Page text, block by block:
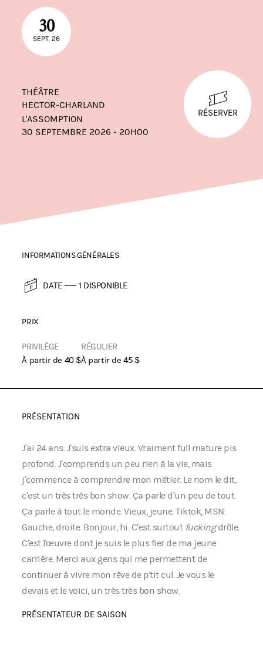
30
SEPT. 26
THÉÂTRE
HECTOR-CHARLAND
30 SEPTEMBRE 2026 - 20H00
L'ASSOMPTION
RÉSERVER
INFORMATIONS GÉNÉRALES
DATE 1 DISPONIBLE
PRIX
PRIVILÈGE
À partir de 40 $
RÉGULIER
À partir de 45 $
PRÉSENTATION
J’ai 24 ans. J’suis extra vieux. Vraiment full mature pis
profond. J’comprends un peu rien à la vie, mais
j’commence à comprendre mon métier. Le nom le dit,
c’est un très très bon show. Ça parle d’un peu de tout.
Ça parle à tout le monde. Vieux, jeune. Tiktok, MSN.
Gauche, droite. Bonjour, hi. C’est surtout fuckingdrôle.
C’est l'œuvre dont je suis le plus fier de ma jeune
carrière. Merci aux gens qui me permettent de
continuer à vivre mon rêve de p'tit cul. Je vous le
devais et le voici, un très très bon show.
PRÉSENTATEUR DE SAISON